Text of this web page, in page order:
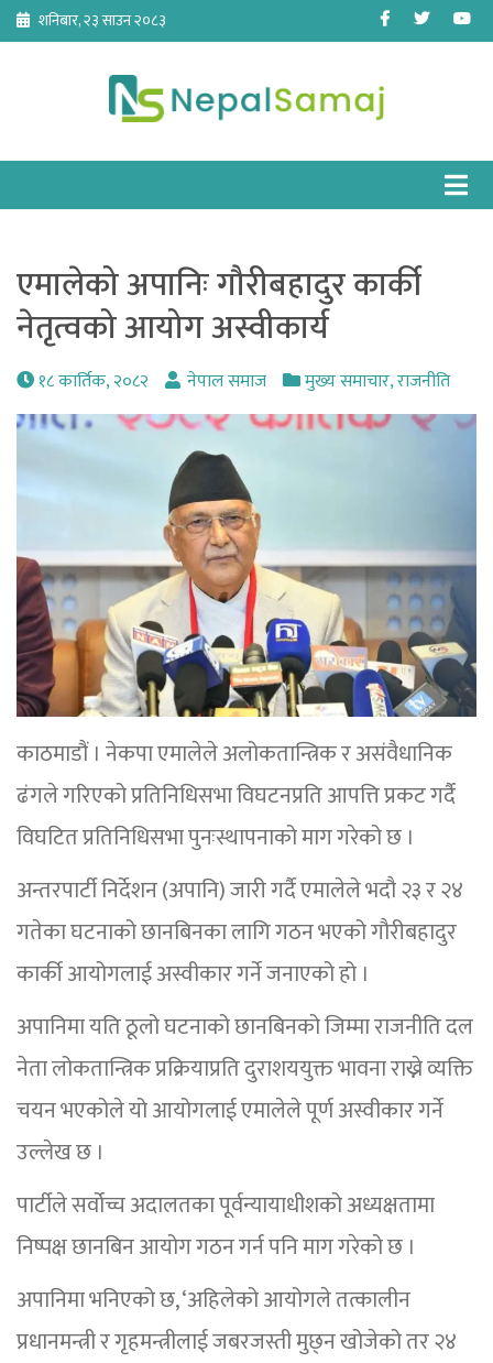
Skip
content
शनिबार, २३ साउन २०८३ Facebook
Twitter
एमालेको अपानिः गौरीबहादुर कार्की
नेतृत्वको आयोग अस्वीकार्य
१८ कार्तिक, २०८२ नेपाल समाज मुख्य समाचार,राजनीति
काठमाडौं । नेकपा एमालेले अलोकतान्त्रिक र असंवैधानिक
ढंगले गरिएको प्रतिनिधिसभा विघटनप्रति आपत्ति प्रकट गर्दै
विघटित प्रतिनिधिसभा पुनःस्थापनाको माग गरेको छ ।
अन्तरपार्टी निर्देशन (अपानि) जारी गर्दै एमालेले भदौ २३ र २४
गतेका घटनाको छानबिनका लागि गठन भएको गौरीबहादुर
कार्की आयोगलाई अस्वीकार गर्ने जनाएको हो ।
अपानिमा यति ठूलो घटनाको छानबिनको जिम्मा राजनीति दल
नेता लोकतान्त्रिक प्रक्रियाप्रति दुराशययुक्त भावना राख्ने व्यक्ति
चयन भएकोले यो आयोगलाई एमालेले पूर्ण अस्वीकार गर्ने
उल्लेख छ ।
पार्टीले सर्वोच्च अदालतका पूर्वन्यायाधीशको अध्यक्षतामा
निष्पक्ष छानबिन आयोग गठन गर्न पनि माग गरेको छ ।
अपानिमा भनिएको छ, ‘अहिलेको आयोगले तत्कालीन
प्रधानमन्त्री र गृहमन्त्रीलाई जबरजस्ती मुछ्न खोजेको तर २४